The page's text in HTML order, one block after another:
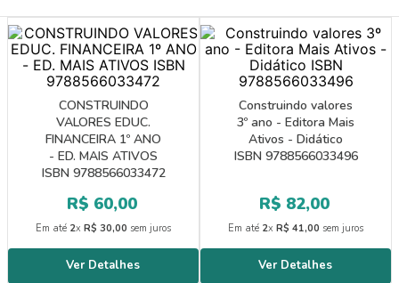
CONSTRUINDO
VALORES EDUC.
FINANCEIRA 1º ANO
- ED. MAIS ATIVOS
ISBN 9788566033472
R$ 60,00
Em até 2x R$ 30,00 sem juros
Construindo valores
3º ano - Editora Mais
Ativos - Didático
ISBN 9788566033496
R$ 82,00
Em até 2x R$ 41,00 sem juros